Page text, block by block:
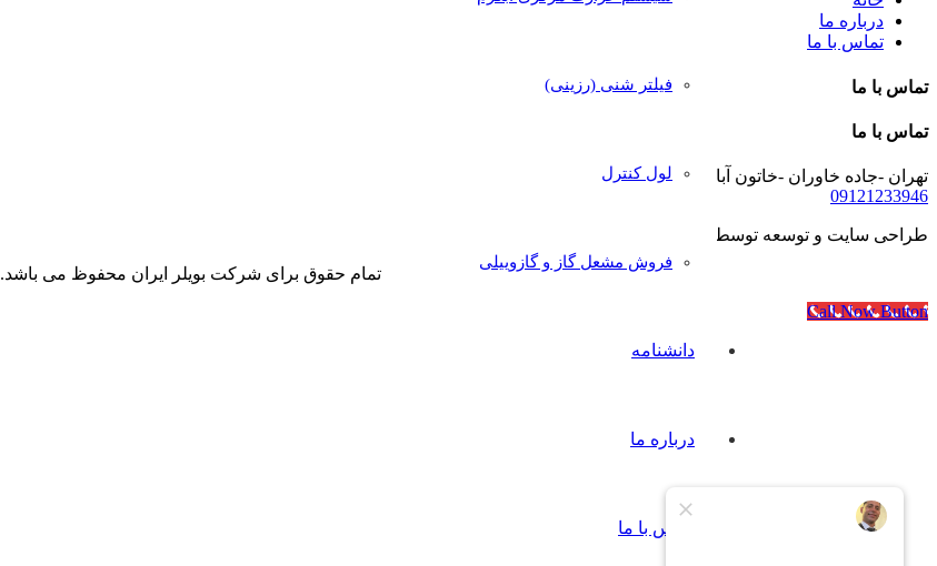
فیلتر شنی (رزینی)
لول کنترل
فروش مشعل گاز و گازوییلی
دانشنامه
درباره ما
تماس با ما
درباره ما
تماس با ما
تماس با ما
تماس با ما
تهران -جاده خاوران -خاتون آباد- خیابان رجایی- پلاک۴۰
09121233946
طراحی سایت و توسعه توسط
تمام حقوق برای شرکت بویلر ایران محفوظ می باشد.
Call Now Button